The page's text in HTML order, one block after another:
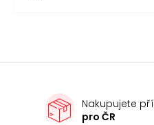
Nakupujete
pro ČR